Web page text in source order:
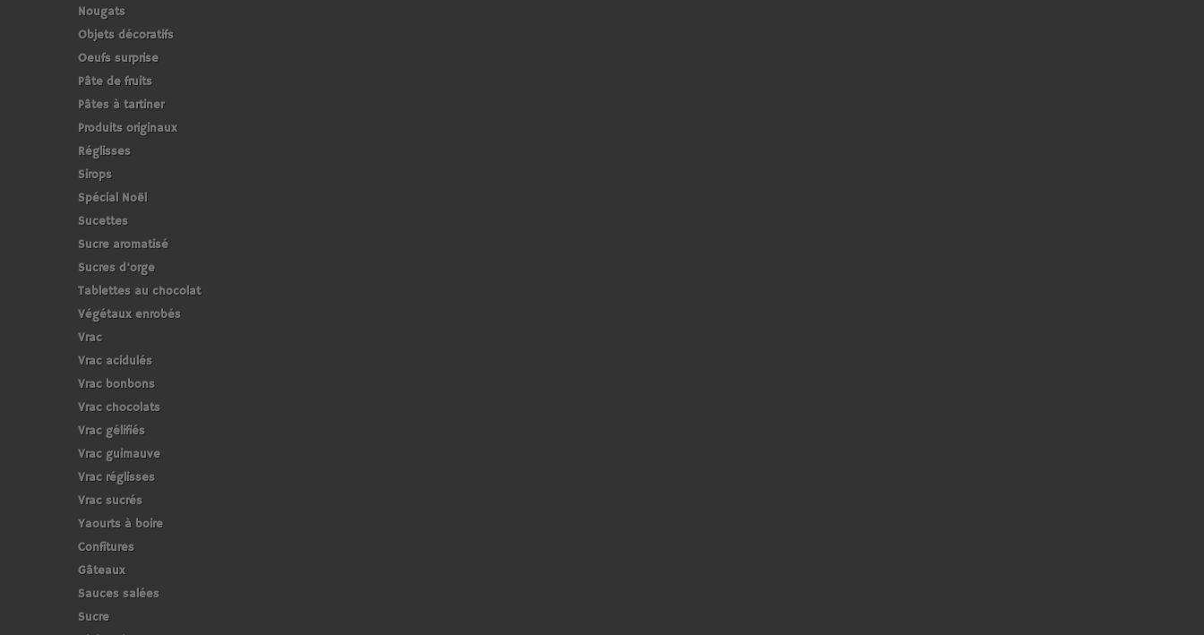
Nougats
Objets décoratifs
Oeufs surprise
Pâte de fruits
Pâtes à tartiner
Produits originaux
Réglisses
Sirops
Spécial Noël
Sucettes
Sucre aromatisé
Sucres d'orge
Tablettes au chocolat
Végétaux enrobés
Vrac
Vrac acidulés
Vrac bonbons
Vrac chocolats
Vrac gélifiés
Vrac guimauve
Vrac réglisses
Vrac sucrés
Yaourts à boire
Confitures
Gâteaux
Sauces salées
Sucre